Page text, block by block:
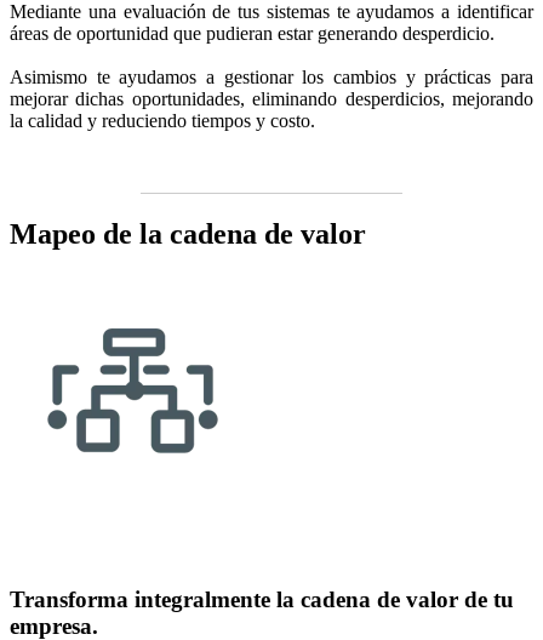
Mediante una evaluación de tus sistemas te ayudamos a identificar
áreas de oportunidad que pudieran estar generando desperdicio.
Asimismo te ayudamos a gestionar los cambios y prácticas para
mejorar dichas oportunidades, eliminando desperdicios, mejorando
la calidad y reduciendo tiempos y costo.
Mapeo de la cadena de valor
Transforma integralmente la cadena de valor de tu
empresa.